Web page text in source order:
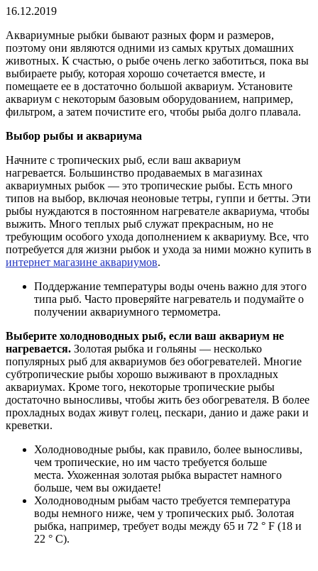
16.12.2019
Аквариумные рыбки бывают разных форм и размеров,
поэтому они являются одними из самых крутых домашних
животных. К счастью, о рыбе очень легко заботиться, пока вы
выбираете рыбу, которая хорошо сочетается вместе, и
помещаете ее в достаточно большой аквариум. Установите
аквариум с некоторым базовым оборудованием, например,
фильтром, а затем почистите его, чтобы рыба долго плавала.
Выбор рыбы и аквариума
Начните с тропических рыб, если ваш аквариум
нагревается. Большинство продаваемых в магазинах
аквариумных рыбок — это тропические рыбы. Есть много
типов на выбор, включая неоновые тетры, гуппи и бетты. Эти
рыбы нуждаются в постоянном нагревателе аквариума, чтобы
выжить. Много теплых рыб служат прекрасным, но не
требующим особого ухода дополнением к аквариуму. Все, что
потребуется для жизни рыбок и ухода за ними можно купить в
интернет магазине аквариумов.
Поддержание температуры воды очень важно для этого
типа рыб. Часто проверяйте нагреватель и подумайте о
получении аквариумного термометра.
Выберите холодноводных рыб, если ваш аквариум не
нагревается. Золотая рыбка и гольяны — несколько
популярных рыб для аквариумов без обогревателей. Многие
субтропические рыбы хорошо выживают в прохладных
аквариумах. Кроме того, некоторые тропические рыбы
достаточно выносливы, чтобы жить без обогревателя. В более
прохладных водах живут голец, пескари, данио и даже раки и
креветки.
Холодноводные рыбы, как правило, более выносливы,
чем тропические, но им часто требуется больше
места. Ухоженная золотая рыбка вырастет намного
больше, чем вы ожидаете!
Холодноводным рыбам часто требуется температура
воды немного ниже, чем у тропических рыб. Золотая
рыбка, например, требует воды между 65 и 72 ° F (18 и
22 ° C).